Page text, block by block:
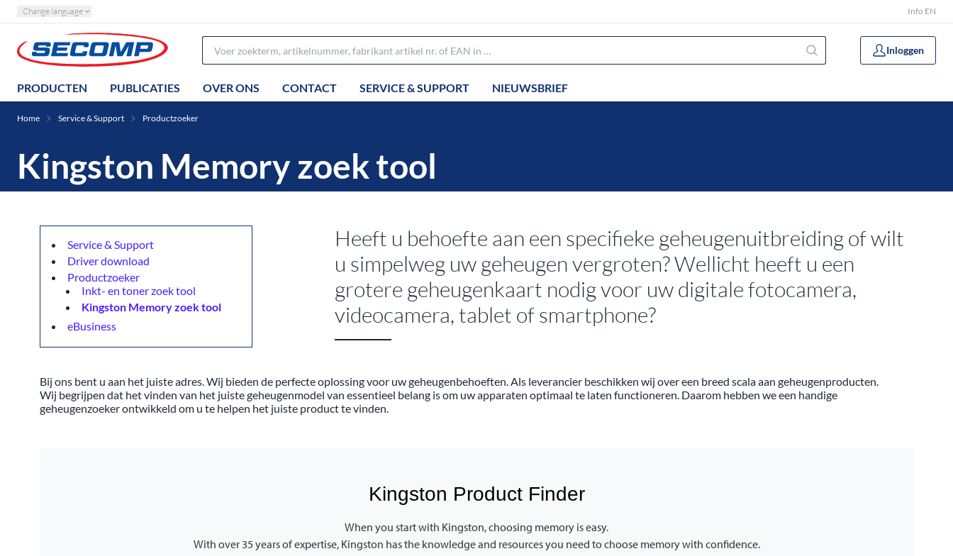
Change language Info EN
Inloggen
PRODUCTEN PUBLICATIES OVER ONS CONTACT SERVICE & SUPPORT NIEUWSBRIEF
Home Service & Support Productzoeker
Kingston Memory zoek tool
Service & Support
Driver download
Productzoeker
Inkt- en toner zoek tool
Kingston Memory zoek tool
eBusiness
Heeft u behoefte aan een specifieke geheugenuitbreiding of wilt
u simpelweg uw geheugen vergroten? Wellicht heeft u een
grotere geheugenkaart nodig voor uw digitale fotocamera,
videocamera, tablet of smartphone?
Bij ons bent u aan het juiste adres. Wij bieden de perfecte oplossing voor uw geheugenbehoeften. Als leverancier beschikken wij over een breed scala aan geheugenproducten.
Wij begrijpen dat het vinden van het juiste geheugenmodel van essentieel belang is om uw apparaten optimaal te laten functioneren. Daarom hebben we een handige
geheugenzoeker ontwikkeld om u te helpen het juiste product te vinden.